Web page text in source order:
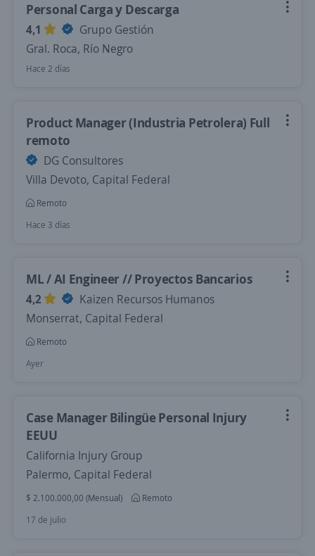
Personal Carga y Descarga
4,1
Grupo Gestión
Gral. Roca, Río Negro
Hace 2 días
Product Manager (Industria Petrolera) Full
remoto
DG Consultores
Villa Devoto, Capital Federal
Remoto
Hace 3 días
ML / AI Engineer // Proyectos Bancarios
4,2
Kaizen Recursos Humanos
Monserrat, Capital Federal
Remoto
Ayer
Case Manager Bilingüe Personal Injury
EEUU
California Injury Group
Palermo, Capital Federal
$ 2.100.000,00 (Mensual)
Remoto
17 de julio